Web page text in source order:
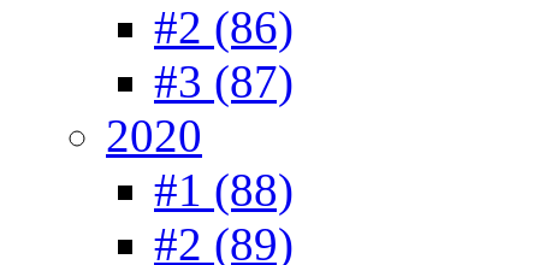
#2 (86)
#3 (87)
2020
#1 (88)
#2 (89)